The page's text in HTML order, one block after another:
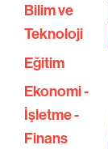
Bilim ve
Teknoloji
Eğitim
Ekonomi -
İşletme -
Finans